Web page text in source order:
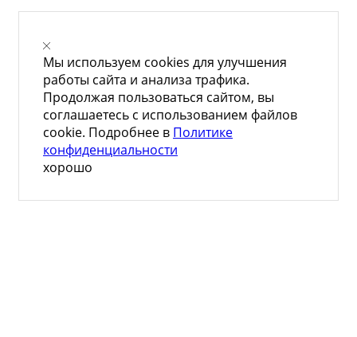
Мы используем cookies для улучшения
работы сайта и анализа трафика.
Продолжая пользоваться сайтом, вы
соглашаетесь с использованием файлов
cookie. Подробнее в Политике
конфиденциальности
хорошо